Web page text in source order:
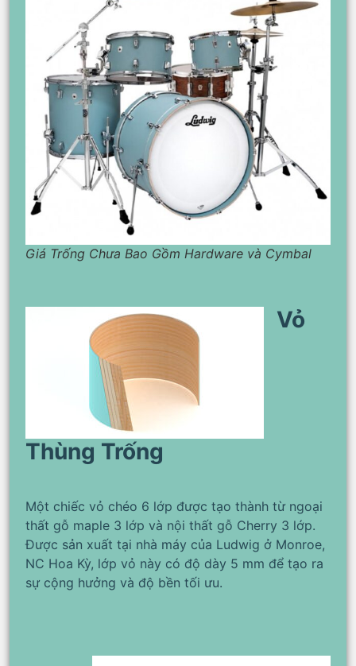
Giá Trống Chưa Bao Gồm Hardware và Cymbal
Vỏ
Thùng Trống
Một chiếc vỏ chéo 6 lớp được tạo thành từ ngoại
thất gỗ maple 3 lớp và nội thất gỗ Cherry 3 lớp.
Được sản xuất tại nhà máy của Ludwig ở Monroe,
NC Hoa Kỳ, lớp vỏ này có độ dày 5 mm để tạo ra
sự cộng hưởng và độ bền tối ưu.